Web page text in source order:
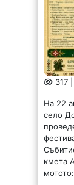
317
На 22
село
кмета